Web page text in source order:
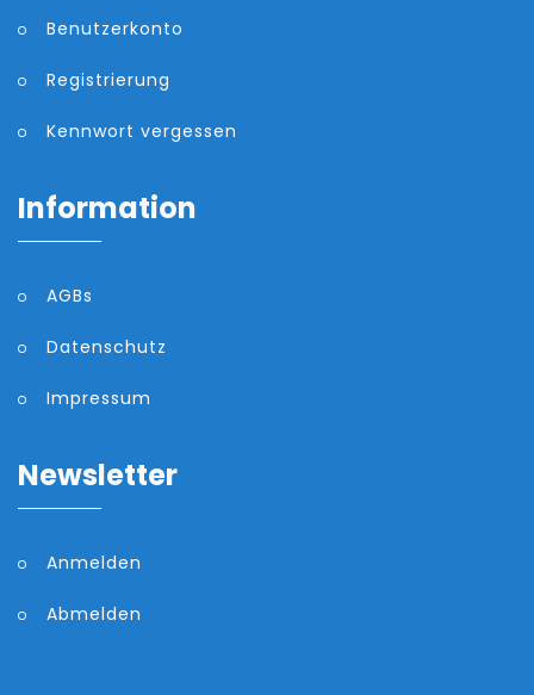
Benutzerkonto
Registrierung
Kennwort vergessen
Information
AGBs
Datenschutz
Impressum
Newsletter
Anmelden
Abmelden